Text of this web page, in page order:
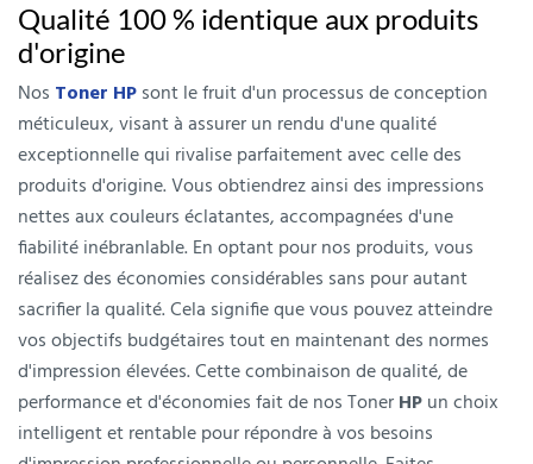
Qualité 100 % identique aux produits
d'origine
Nos Toner HPsont le fruit d'un processus de conception
méticuleux, visant à assurer un rendu d'une qualité
exceptionnelle qui rivalise parfaitement avec celle des
produits d'origine. Vous obtiendrez ainsi des impressions
nettes aux couleurs éclatantes, accompagnées d'une
fiabilité inébranlable. En optant pour nos produits, vous
réalisez des économies considérables sans pour autant
sacrifier la qualité. Cela signifie que vous pouvez atteindre
vos objectifs budgétaires tout en maintenant des normes
d'impression élevées. Cette combinaison de qualité, de
performance et d'économies fait de nos TonerHPun choix
intelligent et rentable pour répondre à vos besoins